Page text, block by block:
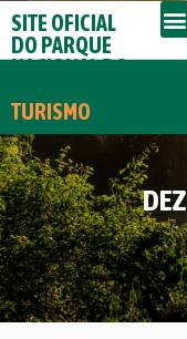
SITE OFICIAL
DO PARQUE
NACIONAL DO
TURISMO